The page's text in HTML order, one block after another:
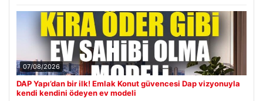
07/08/2026
DAP Yapı’dan bir ilk! Emlak Konut güvencesi Dap vizyonuyla
kendi kendini ödeyen ev modeli